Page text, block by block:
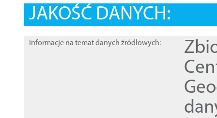
JAKOŚĆ DANYCH:
Informacje na temat danych źródłowych: